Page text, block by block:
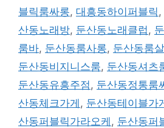
블릭룸싸롱, 대흥동하이퍼블릭 ,
산동노래방, 둔산동노래클럽 ,
룸바, 둔산동룸사롱, 둔산동룸
둔산동비지니스룸, 둔산동셔츠
둔산동유흥주점 , 둔산동정통룸
산동체크가게 , 둔산동테이블가
산동퍼블릭가라오케 , 둔산동퍼